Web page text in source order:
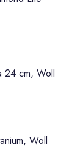
24 cm, Woll
Woll